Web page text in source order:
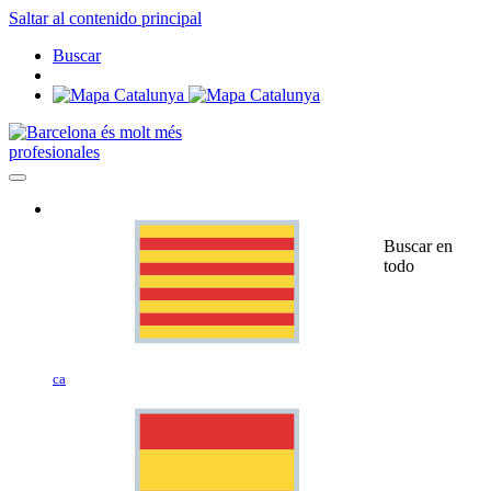
Saltar al contenido principal
Buscar
profesionales
ca
Buscar en
todo